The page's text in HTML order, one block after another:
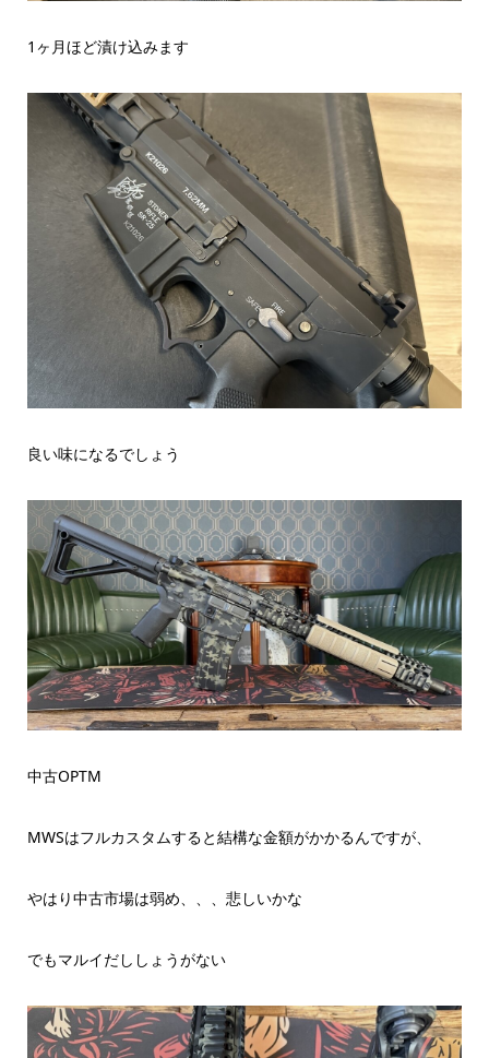
1ヶ月ほど漬け込みます
良い味になるでしょう
中古OPTM
MWSはフルカスタムすると結構な金額がかかるんですが、
やはり中古市場は弱め、、、悲しいかな
でもマルイだししょうがない